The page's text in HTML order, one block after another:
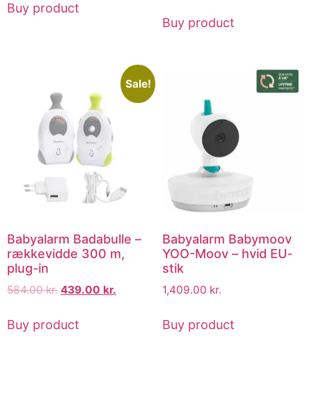
Buy product
Buy product
Sale!
Babyalarm Badabulle –
rækkevidde 300 m,
plug-in
584.00kr. 439.00 kr.
Buy product
Babyalarm Babymoov
YOO-Moov – hvid EU-
stik
1,409.00 kr.
Buy product